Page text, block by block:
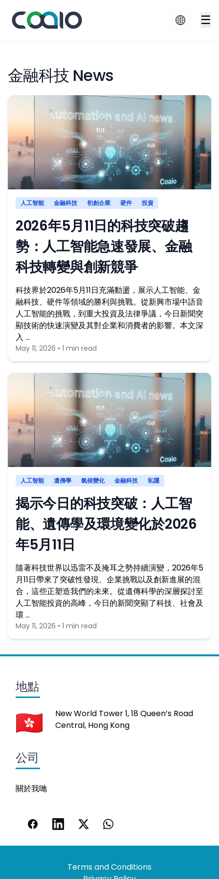
☰
金融科技 News
人工智能 金融科技 初創企業 硬件 投資
2026年5月11日的科技突破趨
勢：人工智能急速發展、金融
科技轉變與創新競爭
科技界於2026年5月11日充滿動盪，展示人工智能、金
融科技、硬件等領域的勝利與挑戰。從新興市場中語音
人工智能的挑戰，到重大投資及法律爭議，今日新聞突
顯技術的快速演變及其對企業和消費者的影響。本文深
入 …
May 11, 2026 • 1 min read
人工智能 遺傳學 氣候變化 金融科技 私隱
揭示今日的科技突破：人工智
能、遺傳學及環境變化於2026
年5月11日
隨著科技世界以迅雷不及掩耳之勢持續演變，2026年5
月11日帶來了突破性發現、企業挑戰以及創新進展的混
合，這些正塑造我們的未來。從遺傳科學的深層探討至
人工智能投資的高峰，今日的新聞突顯了科技、社會及
環 …
May 11, 2026 • 1 min read
地點
New World Tower 1, 18 Queen’s Road
Central, Hong Kong
公司
關於我哋
Terms and Conditions